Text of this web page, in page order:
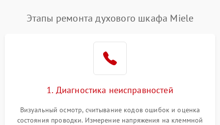
Этапы ремонта духового шкафа Miele
1. Диагностика неисправностей
Визуальный осмотр, считывание кодов ошибок и оценка
состояния проводки. Измерение напряжения на клеммной